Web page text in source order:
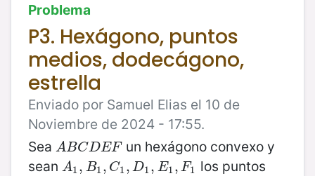
Problema
P3. Hexágono, puntos
medios, dodecágono,
estrella
Enviado por Samuel Elias el 10 de
Noviembre de 2024 - 17:55.
Sea A BCDEF
ABCDEF
un hexágono convexo y
sean A1, B1, C1, D1, E1, F1
A1 B1,C 1,D 1,E1 ,F1
los puntos